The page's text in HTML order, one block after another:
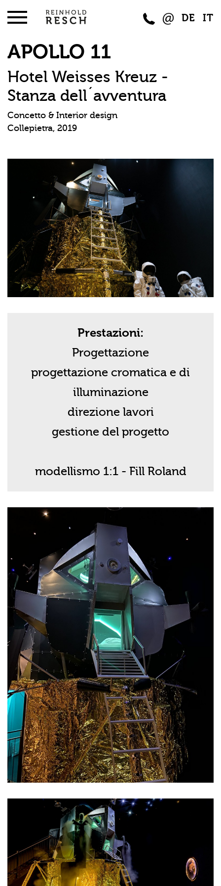
DE IT
APOLLO 11
Hotel Weisses Kreuz -
Stanza dell´avventura
Concetto & Interior design
Collepietra, 2019
Prestazioni:
Progettazione
progettazione cromatica e di
illuminazione
direzione lavori
gestione del progetto
modellismo 1:1 - Fill Roland